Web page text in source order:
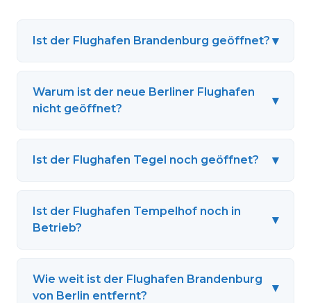
Ist der Flughafen Brandenburg geöffnet? ▾
Warum ist der neue Berliner Flughafen
nicht geöffnet?
▾
Ist der Flughafen Tegel noch geöffnet? ▾
Ist der Flughafen Tempelhof noch in
Betrieb?
▾
Wie weit ist der Flughafen Brandenburg
von Berlin entfernt?
▾